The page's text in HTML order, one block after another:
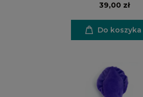
39,00 zł
Do koszyka